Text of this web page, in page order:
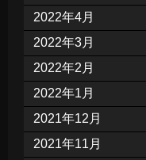
2022年4月
2022年3月
2022年2月
2022年1月
2021年12月
2021年11月